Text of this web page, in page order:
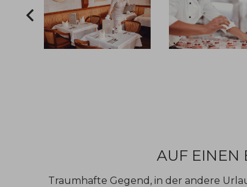
AUF EINEN
Traumhafte Gegend, in der andere